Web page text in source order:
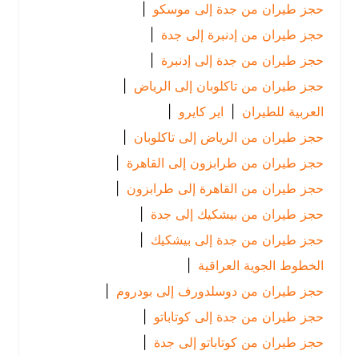
حجز طيران من جدة إلى موسكو |
حجز طيران من إدنبرة إلى جدة
حجز طيران من جدة إلى إدنبرة |
حجز طيران من تاكلوبان إلى الرياض
|
العربية للطيران | اير كايرو
|
حجز طيران من الرياض إلى تاكلوبان |
حجز طيران من طرابزون إلى القاهرة |
حجز طيران من القاهرة إلى طرابزون |
حجز طيران من بيشكيك إلى جدة
حجز طيران من جدة إلى بيشكيك |
الخطوط الجوية العراقية
حجز طيران من دوسلدورف إلى بودروم |
حجز طيران من جدة إلى كوتاباتو |
حجز طيران من كوتاباتو إلى جدة